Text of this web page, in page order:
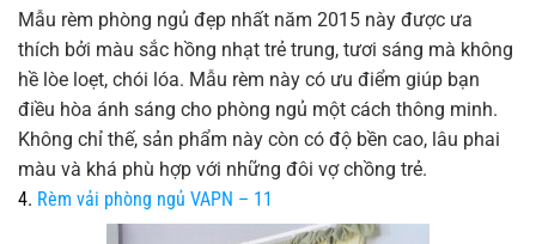
Mẫu rèm phòng ngủ đẹp nhất năm 2015 này được ưa
thích bởi màu sắc hồng nhạt trẻ trung, tươi sáng mà không
hề lòe loẹt, chói lóa. Mẫu rèm này có ưu điểm giúp bạn
điều hòa ánh sáng cho phòng ngủ một cách thông minh.
Không chỉ thế, sản phẩm này còn có độ bền cao, lâu phai
màu và khá phù hợp với những đôi vợ chồng trẻ.
4. Rèm vải phòng ngủ VAPN – 11